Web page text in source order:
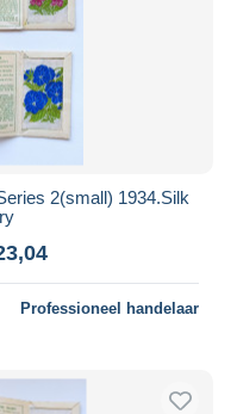
2(small) 1934.Silk
Professioneel handelaar